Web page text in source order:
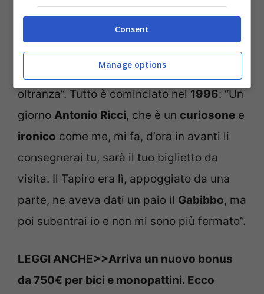
se è pronto a continuare a farlo ancora per
altri venticinque anni,Staffelli
con la solita ironia conferma: “Mi diverto
talmente tanto che sono pronto a farlo ad
oltranza”. Tutto è cominciato nel 1996: “Un
giorno Antonio Ricci, che è un curiosone e
ironico come me, mi fa, d’ora in avanti li
consegnerai tu, sarà il tuo biglietto da
visita. Il Tapiro era lì, appoggiato da una
parte, ne aveva dati un paio il Gabibbo, ma
poi subentrai io e non mi sono più fermato”.
LEGGI ANCHE>>Arriva un nuovo bonus
da 750€ per bici e monopattini. Ecco
Consent
Manage options